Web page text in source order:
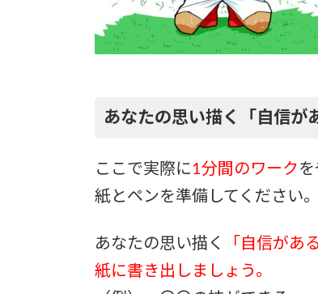
あなたの思い描く「自信が
ここで実際に1分間のワーク
紙とペンを準備してください。
あなたの思い描く
「自信があ
紙に書き出しましょう。